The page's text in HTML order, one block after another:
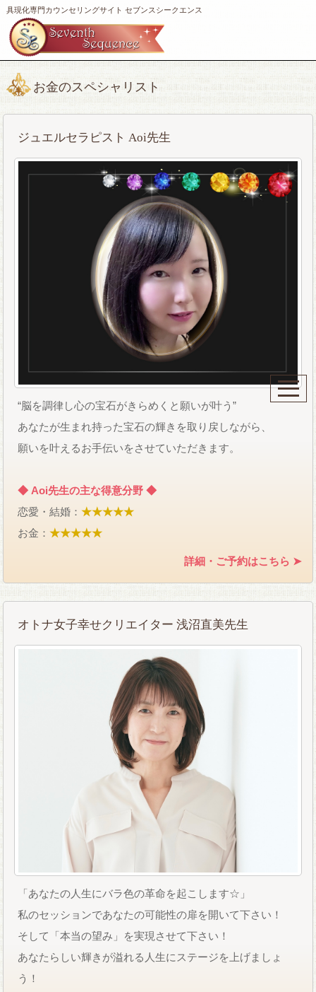
具現化専門カウンセリングサイト セブンスシークエンス
お金のスペシャリスト
ジュエルセラピスト Aoi先生
“脳を調律し心の宝石がきらめくと願いが叶う”
あなたが生まれ持った宝石の輝きを取り戻しながら、
願いを叶えるお手伝いをさせていただきます。
◆ Aoi先生の主な得意分野 ◆
恋愛・結婚：★★★★★
お金：★★★★★
詳細・ご予約はこちら ➤
オトナ女子幸せクリエイター 浅沼直美先生
「あなたの人生にバラ色の革命を起こします☆」
私のセッションであなたの可能性の扉を開いて下さい！
そして「本当の望み」を実現させて下さい！
あなたらしい輝きが溢れる人生にステージを上げましょ
う！